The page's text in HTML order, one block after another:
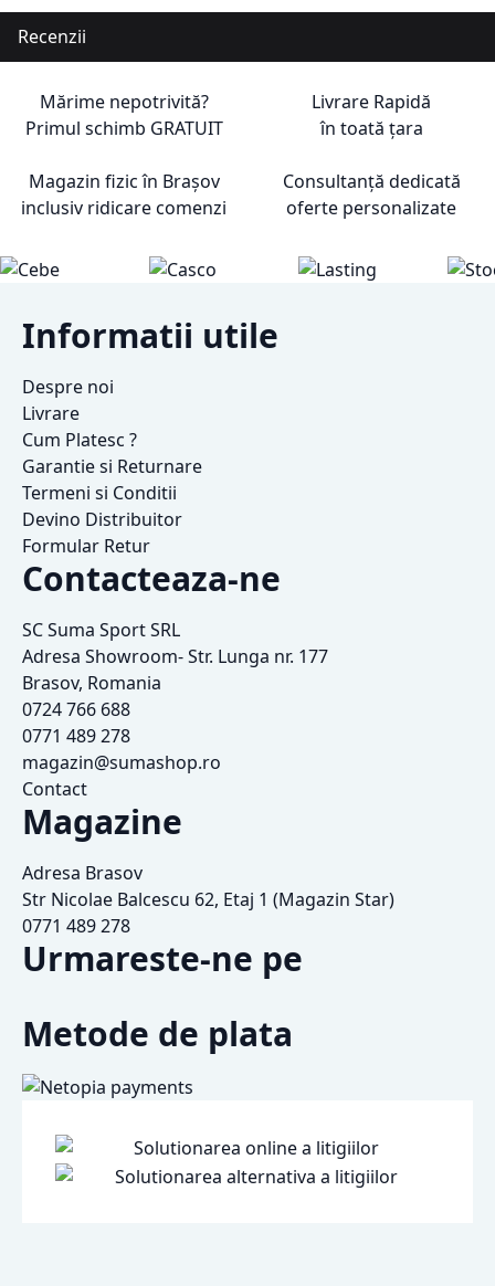
Recenzii
Mărime nepotrivită?
Primul schimb GRATUIT
Livrare Rapidă
în toată țara
Magazin fizic în Brașov
inclusiv ridicare comenzi
Consultanță dedicată
oferte personalizate
Informatii utile
Despre noi
Livrare
Cum Platesc ?
Garantie si Returnare
Termeni si Conditii
Devino Distribuitor
Formular Retur
Contacteaza-ne
SC Suma Sport SRL
Adresa Showroom- Str. Lunga nr. 177
Brasov, Romania
0724 766 688
0771 489 278
magazin@sumashop.ro
Contact
Magazine
Adresa Brasov
Str Nicolae Balcescu 62, Etaj 1 (Magazin Star)
0771 489 278
Urmareste-ne pe
Metode de plata